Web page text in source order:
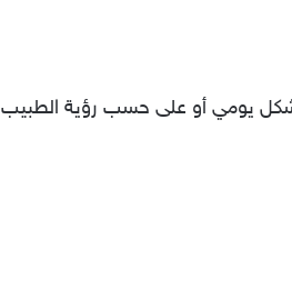
بشكل يومي أو على حسب رؤية الطبيب